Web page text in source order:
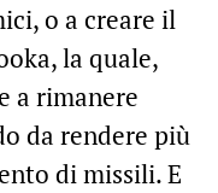
o a creare il
la quale,
a rimanere
da rendere più
di missili. E